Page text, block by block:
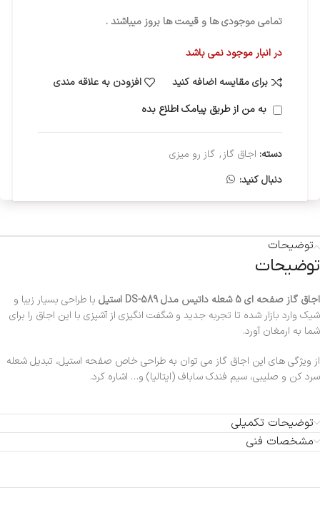
تمامی موجودی ها و قیمت ها بروز میباشند .
در انبار موجود نمی باشد
برای مقایسه اضافه کنید
افزودن به علاقه مندی
به من از طریق پیامک اطلاع بده
دسته: اجاق گاز , گاز رو میزی
دنبال کنید:
توضیحات
توضیحات
اجاق گاز صفحه ای 5 شعله داتیس مدل DS-589 استیل
با طراحی بسیار زیبا و
شیک وارد بازار شده تا تجربه جدید و شگفت انگیزی از آشپزی با این اجاق را برای
شما به ارمغان آورد.
از ویژگی های این اجاق گاز می توان به طراحی خاص صفحه استیل، تبدیل شعله
سرد کن و صلیبی، سیم فندك ساباف (ایتالیا) و… اشاره کرد.
توضیحات تکمیلی
مشخصات فنی